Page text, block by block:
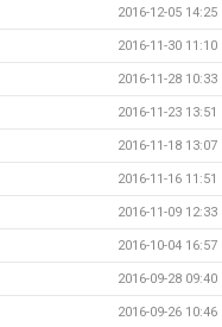
2016-12-05 14:25
2016-11-30 11:10
2016-11-28 10:33
2016-11-23 13:51
2016-11-18 13:07
2016-11-16 11:51
2016-11-09 12:33
2016-10-04 16:57
2016-09-28 09:40
2016-09-26 10:46